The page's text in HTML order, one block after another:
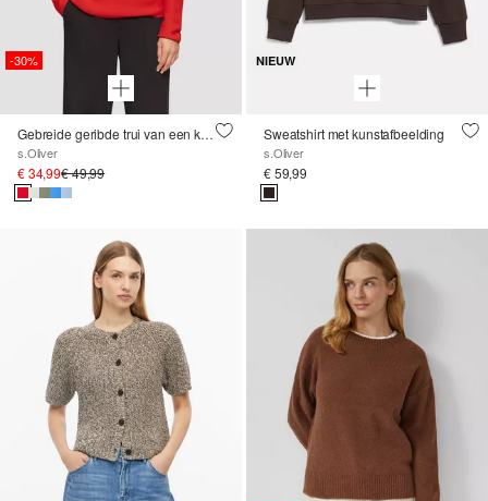
-30%
Gebreide geribde trui van een katoenmix met V-hals
s.Oliver
€ 34,99€ 49,99
NIEUW
Sweatshirt met kunstafbeelding
s.Oliver
€ 59,99